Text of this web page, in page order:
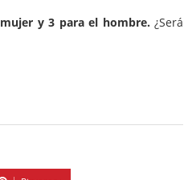
y 3 para el hombre.¿Será